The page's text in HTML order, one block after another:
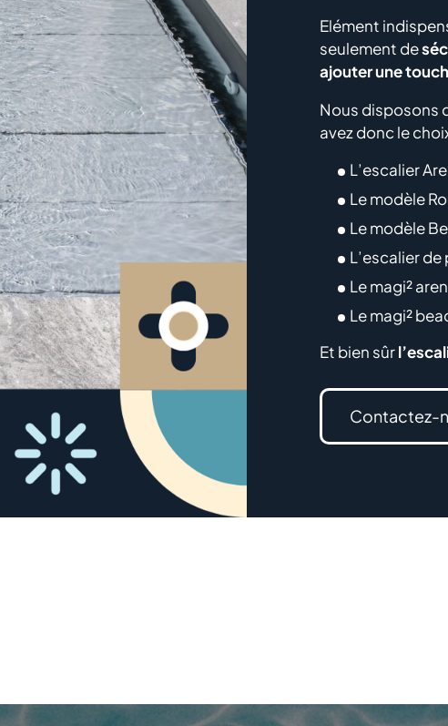
Elément
seulement de
ajouter une
Nous disposons
avez donc le
L’escalier
Le modèle
Le modèle
L’escalier
Le magi²
Le magi²
Et bien sûr
Contactez-